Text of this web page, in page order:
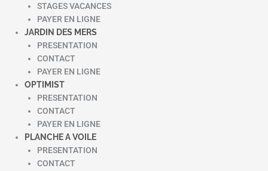
STAGES VACANCES
PAYER EN LIGNE
JARDIN DES MERS
PRESENTATION
CONTACT
PAYER EN LIGNE
OPTIMIST
PRESENTATION
CONTACT
PAYER EN LIGNE
PLANCHE A VOILE
PRESENTATION
CONTACT